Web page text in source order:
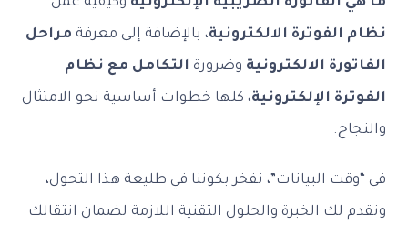
ما هي الفاتورة الضريبية الإلكترونية وكيفية عمل
نظام الفوترة الالكترونية، بالإضافة إلى معرفة مراحل
الفاتورة الالكترونية وضرورة التكامل مع نظام
الفوترة الإلكترونية، كلها خطوات أساسية نحو الامتثال
والنجاح.
في “وقت البيانات”، نفخر بكوننا في طليعة هذا التحول،
ونقدم لك الخبرة والحلول التقنية اللازمة لضمان انتقالك